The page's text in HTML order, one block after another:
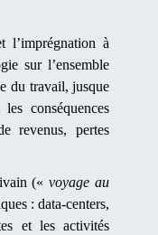
l’imprégnation à
sur l’ensemble
du travail, jusque
conséquences
revenus, pertes
(«voyage au
: data-centers,
et les activités